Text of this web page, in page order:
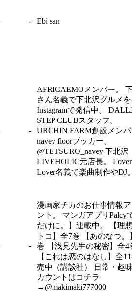
- Ebi san
-
AFRICAEMOメンバー。
さん名義で下北沢グルメを
Instagramで発信中。
STEP CLUBスタッフ。
URCHIN FARM創設メン
navey floorブッカー。
@TETSURO_navey 下北沢
LIVEHOLIC元店長。 Lover
Lover名義で楽曲制作やDJ
-
漫画家チカのお仕事情報
ント。 マンガアプリPalcy
だけに。】連載中。 【理
トコ】全7巻 【あのなつ。
巻 【浅見先生の秘密】全4
【これは恋のはなし】全
売中（講談社） 日常・趣
カウントはコチラ
→@makimaki777000